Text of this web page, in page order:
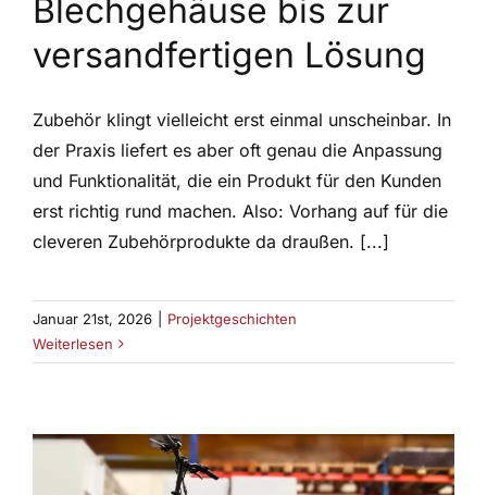
Blechgehäuse bis zur
versandfertigen Lösung
Zubehör klingt vielleicht erst einmal unscheinbar. In
der Praxis liefert es aber oft genau die Anpassung
und Funktionalität, die ein Produkt für den Kunden
erst richtig rund machen. Also: Vorhang auf für die
cleveren Zubehörprodukte da draußen. [...]
Januar 21st, 2026
Projektgeschichten
Weiterlesen